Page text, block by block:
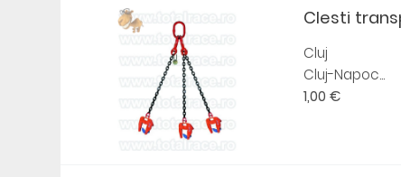
Clesti
Cluj
Cluj-Napoc...
1,00 €